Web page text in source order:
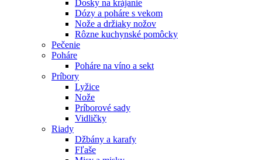
Dosky na krájanie
Dózy a poháre s vekom
Nože a držiaky nožov
Rôzne kuchynské pomôcky
Pečenie
Poháre
Poháre na víno a sekt
Príbory
Lyžice
Nože
Príborové sady
Vidličky
Riady
Džbány a karafy
Fľaše